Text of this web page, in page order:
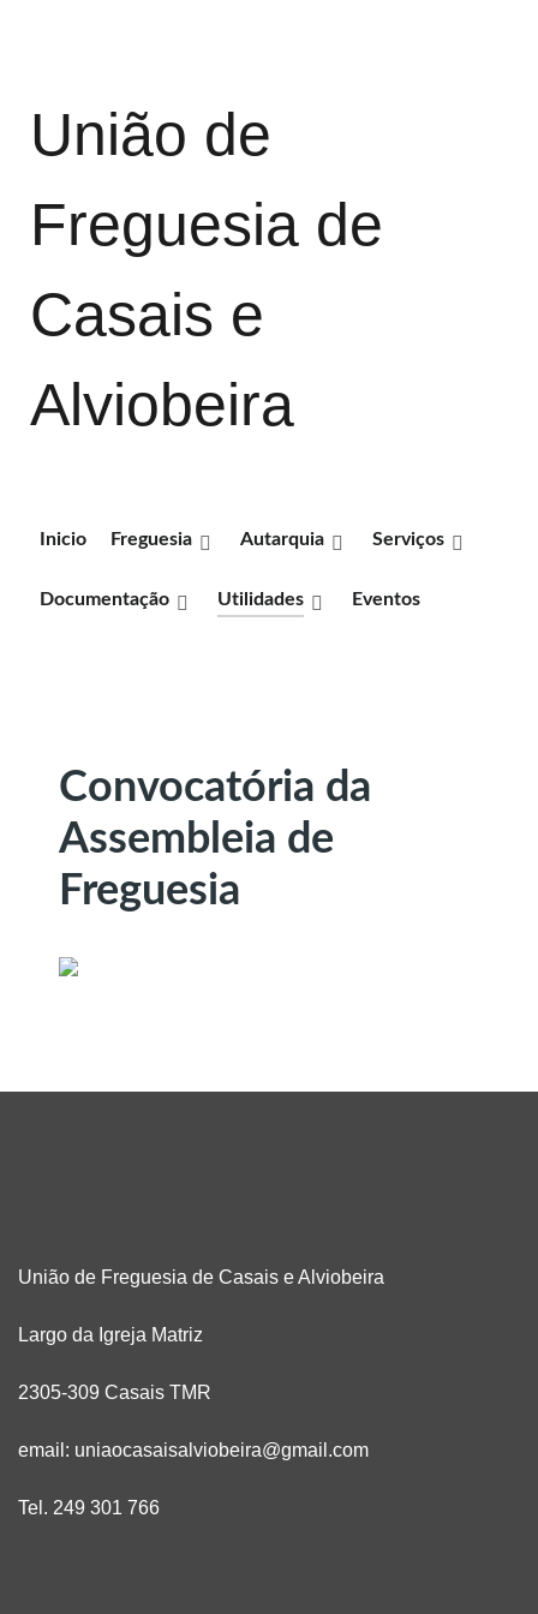
União de
Freguesia de
Casais e
Alviobeira
Inicio Freguesia Autarquia Serviços
Documentação Utilidades Eventos
Convocatória da
Assembleia de
Freguesia
União de Freguesia de Casais e Alviobeira
Largo da Igreja Matriz
2305-309 Casais TMR
email: uniaocasaisalviobeira@gmail.com
Tel. 249 301 766